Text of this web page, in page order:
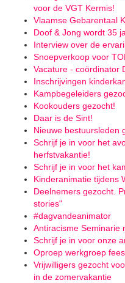
voor de VGT Kermis!
Vlaamse Gebarentaal
Doof & Jong wordt 35
Interview over de
Snoepverkoop voor
Vacature - coördinator
Inschrijvingen
Kampbegeleiders
Kookouders gezocht!
Daar is de Sint!
Nieuwe bestuursleden
Schrijf je in voor het
herfstvakantie!
Schrijf je in voor het
Kinderanimatie tijdens
Deelnemers gezocht.
stories"
#dagvandeanimator
Antiracisme Seminarie
Schrijf je in voor onze
Oproep werkgroep
Vrijwilligers gezocht
in de zomervakantie